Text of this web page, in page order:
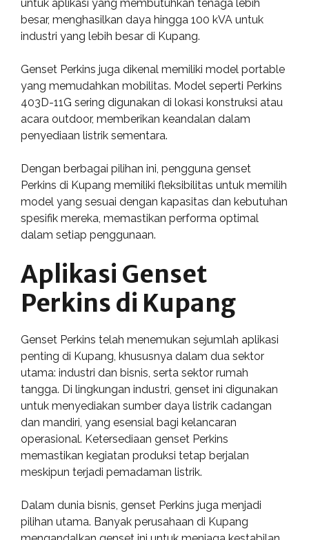
untuk aplikasi yang membutuhkan tenaga lebih
besar, menghasilkan daya hingga 100 kVA untuk
industri yang lebih besar di Kupang.
Genset Perkins juga dikenal memiliki model portable
yang memudahkan mobilitas. Model seperti Perkins
403D-11G sering digunakan di lokasi konstruksi atau
acara outdoor, memberikan keandalan dalam
penyediaan listrik sementara.
Dengan berbagai pilihan ini, pengguna genset
Perkins di Kupang memiliki fleksibilitas untuk memilih
model yang sesuai dengan kapasitas dan kebutuhan
spesifik mereka, memastikan performa optimal
dalam setiap penggunaan.
Aplikasi Genset
Perkins di Kupang
Genset Perkins telah menemukan sejumlah aplikasi
penting di Kupang, khususnya dalam dua sektor
utama: industri dan bisnis, serta sektor rumah
tangga. Di lingkungan industri, genset ini digunakan
untuk menyediakan sumber daya listrik cadangan
dan mandiri, yang esensial bagi kelancaran
operasional. Ketersediaan genset Perkins
memastikan kegiatan produksi tetap berjalan
meskipun terjadi pemadaman listrik.
Dalam dunia bisnis, genset Perkins juga menjadi
pilihan utama. Banyak perusahaan di Kupang